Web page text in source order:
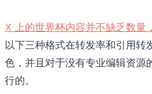
X 上的世界杯内容并不缺乏数量
以下三种格式在转发率和引用转
色，并且对于没有专业编辑资源
行的。